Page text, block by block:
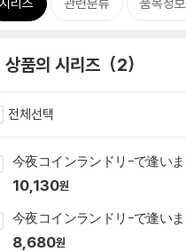
상품의 시리즈 2
전체선택
10,130원
8,680원